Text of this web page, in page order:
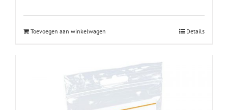
Toevoegen aan winkelwagen Details